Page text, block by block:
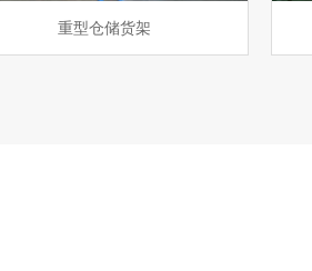
重型仓储货架